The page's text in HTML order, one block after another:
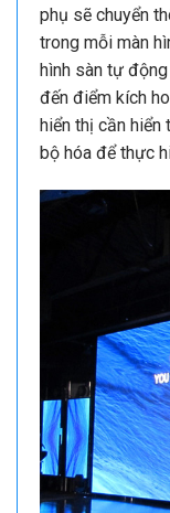
phụ sẽ chuyển
trong mỗi màn
hình sàn tự
đến điểm kích
hiển thị cần hiển
bộ hóa để thực